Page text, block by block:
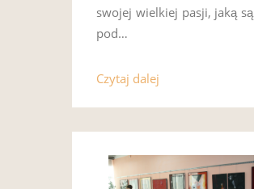
swojej wielkiej pasji, jaką są
pod…
Czytaj dalej